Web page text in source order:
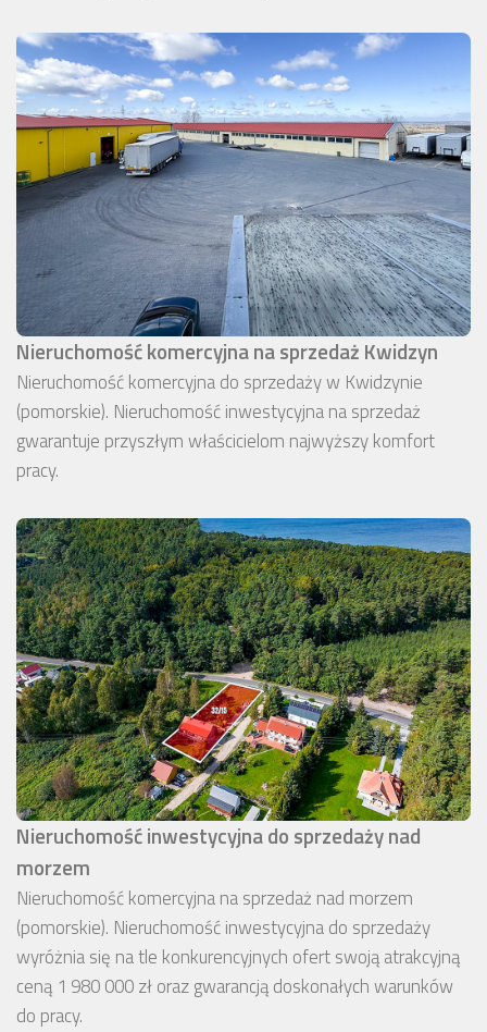
Nieruchomość komercyjna na sprzedaż Kwidzyn
Nieruchomość komercyjna do sprzedaży w Kwidzynie
(pomorskie). Nieruchomość inwestycyjna na sprzedaż
gwarantuje przyszłym właścicielom najwyższy komfort
pracy.
Nieruchomość inwestycyjna do sprzedaży nad
morzem
Nieruchomość komercyjna na sprzedaż nad morzem
(pomorskie). Nieruchomość inwestycyjna do sprzedaży
wyróżnia się na tle konkurencyjnych ofert swoją atrakcyjną
ceną 1 980 000 zł oraz gwarancją doskonałych warunków
do pracy.